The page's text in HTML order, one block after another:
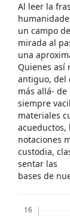
Al leer la
un campo
mirada al
una
Quienes así
antiguo, del
más allá-
siempre
materiales
acueductos,
notaciones
custodia,
sentar las
bases de